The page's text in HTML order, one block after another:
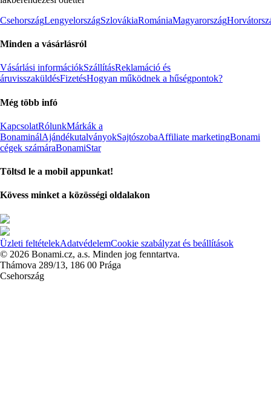
CsehországLengyelországSzlovákiaRomániaMagyarország
Minden a vásárlásról
Vásárlási információkSzállításReklamáció és
áruvisszaküldésFizetésHogyan működnek a hűségpontok?
Még több infó
KapcsolatRólunkMárkák a
BonaminálAjándékutalványokSajtószobaAffiliate marketingBonami
cégek számáraBonamiStar
Töltsd le a mobil appunkat!
Kövess minket a közösségi oldalakon
Üzleti feltételekAdatvédelemCookie szabályzat és beállítások
© 2026 Bonami.cz, a.s. Minden jog fenntartva.
Thámova 289/13, 186 00 Prága
Csehország